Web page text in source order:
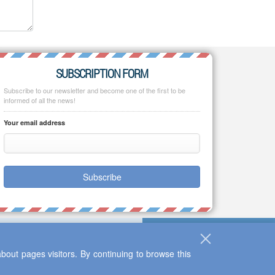
SUBSCRIPTION FORM
Subscribe to our newsletter and become one of the first to be
informed of all the news!
Your email address
Subscribe
pages visitors. By continuing to browse this